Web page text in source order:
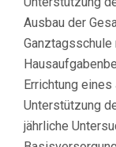
Ausbau der
Errichtung
Unterstützung
jährliche